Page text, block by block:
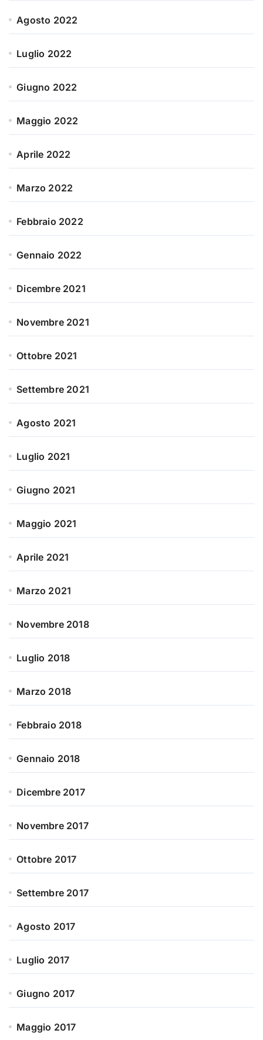
Agosto 2022
Luglio 2022
Giugno 2022
Maggio 2022
Aprile 2022
Marzo 2022
Febbraio 2022
Gennaio 2022
Dicembre 2021
Novembre 2021
Ottobre 2021
Settembre 2021
Agosto 2021
Luglio 2021
Giugno 2021
Maggio 2021
Aprile 2021
Marzo 2021
Novembre 2018
Luglio 2018
Marzo 2018
Febbraio 2018
Gennaio 2018
Dicembre 2017
Novembre 2017
Ottobre 2017
Settembre 2017
Agosto 2017
Luglio 2017
Giugno 2017
Maggio 2017